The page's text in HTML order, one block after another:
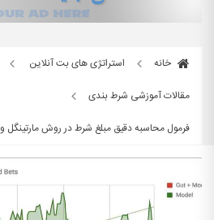
خانه
استراتژی های بت آنلاین
مقالات آموزشی شرط بندی
فرمول محاسبه دقیق مبلغ شرط در روش مارتینگل و proression